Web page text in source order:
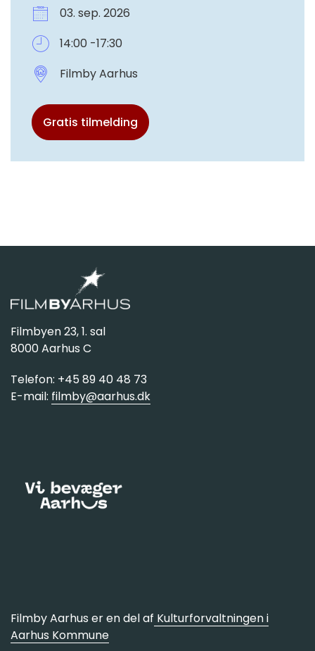
03. sep. 2026
14:00 -17:30
Filmby Aarhus
Gratis tilmelding
Filmbyen 23, 1. sal
8000 Aarhus C
Telefon: +45 89 40 48 73
E-mail: filmby@aarhus.dk
Filmby Aarhus er en del af Kulturforvaltningen i
Aarhus Kommune